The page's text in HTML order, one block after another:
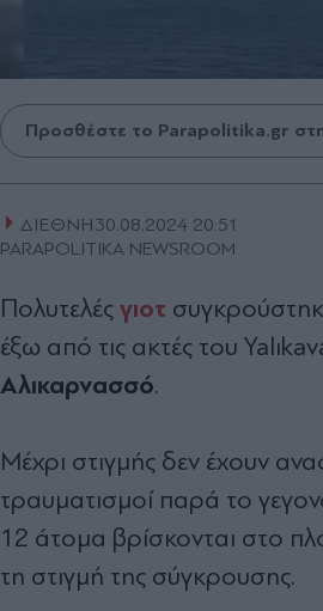
Προσθέστε το Parapolitika.gr
ΔΙΕΘΝΗ30.08.2024 20:51
PARAPOLITIKA NEWSROOM
Πολυτελές γιοτ
έξω από τις ακτές του
Αλικαρνασσό.
Μέχρι στιγμής δεν έχουν
τραυματισμοί παρά το
12 άτομα βρίσκονται στο
τη στιγμή της σύγκρουσης.